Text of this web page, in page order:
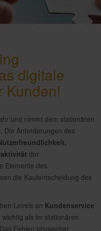
digitale
Kunden!
und nimmt dem stationären
Die Anforderungen des
der
Elemente des
die Kaufentscheidung des
Levels an Kundenservice
als im stationären
Fehlen physischer